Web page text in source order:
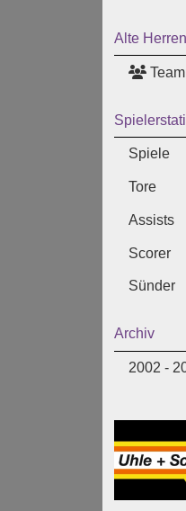
Alte Herren
Team
Spiele
Tore
Assists
Scorer
Sünder
Archiv
2002 -